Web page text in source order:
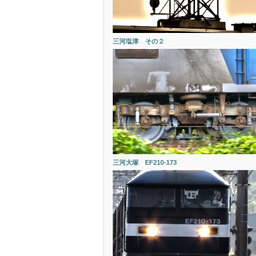
三河塩津 その２
三河大塚 EF210-173